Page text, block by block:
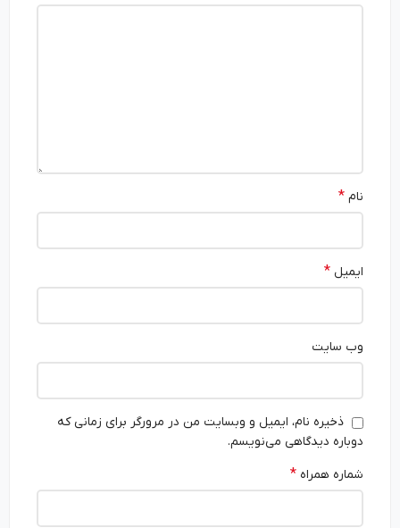
ایمیل*
وب‌ سایت
ذخیره نام، ایمیل و وبسایت من در مرورگر برای زمانی که
دوباره دیدگاهی می‌نویسم.
شماره همراه*